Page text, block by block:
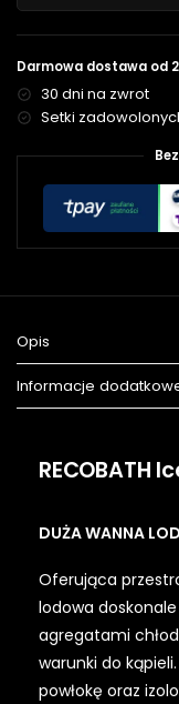
Darmowa dostawa od
30 dni na zwrot
Setki
Opis
Informacje
RECOBATH
DUŻA WANNA
Oferująca
lodowa
agregatami
warunki do
powłokę oraz